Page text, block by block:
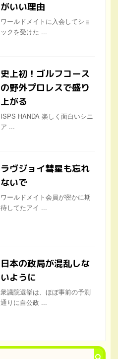
がいい理由
ワールドメイトに入会してショ
ックを受けた ...
史上初！ゴルフコース
の野外プロレスで盛り
上がる
ISPS HANDA 楽しく面白いシニ
ア ...
ラヴジョイ彗星も忘れ
ないで
ワールドメイト会員が密かに期
待してたアイ ...
日本の政局が混乱しな
いように
衆議院選挙は、ほぼ事前の予測
通りに自公政 ...